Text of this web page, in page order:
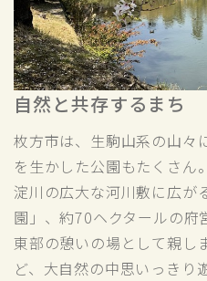
自然と共存するまち
枚方市は、生駒山系の山々
を生かした公園もたくさん。
淀川の広大な河川敷に広が
園」、約70ヘクタールの府
東部の憩いの場として親し
ど、大自然の中思いっきり